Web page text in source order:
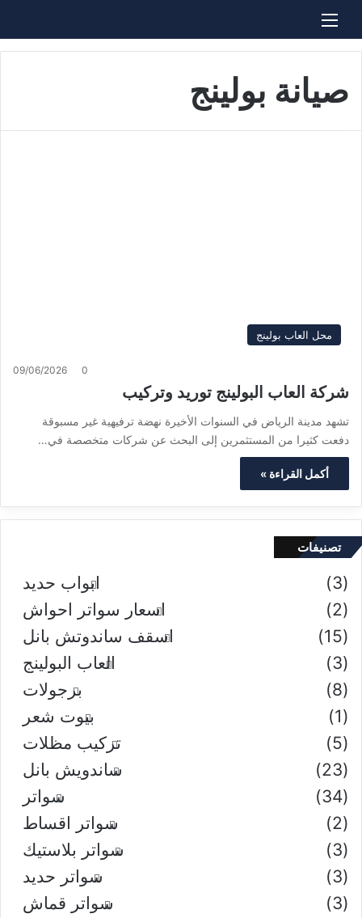
صيانة بولينج
محل العاب بولينج
09/06/2026
شركة العاب البولينج توريد وتركيب
تشهد مدينة الرياض في السنوات الأخيرة نهضة ترفيهية غير مسبوقة
دفعت كثيرا من المستثمرين إلى البحث عن شركات متخصصة في…
أكمل القراءة »
تصنيفات
ابواب حديد
(3)
اسعار سواتر احواش
(2)
اسقف ساندوتش بانل
(15)
العاب البولينج
(3)
برجولات
(8)
بيوت شعر
(1)
تركيب مظلات
(5)
ساندويش بانل
(23)
سواتر
(34)
سواتر اقساط
(2)
سواتر بلاستيك
(3)
سواتر حديد
(3)
سواتر قماش
(3)